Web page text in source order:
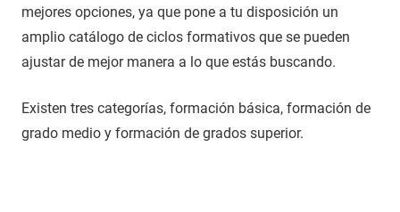
mejores opciones, ya que pone a tu disposición un
amplio catálogo de ciclos formativos que se pueden
ajustar de mejor manera a lo que estás buscando.
Existen tres categorías, formación básica, formación de
grado medio y formación de grados superior.